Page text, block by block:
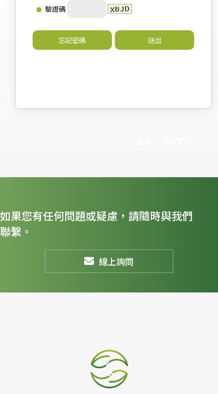
驗證碼
忘記密碼 送出
如果您有任何問題或疑慮，請隨時與我們
聯繫。
線上詢問